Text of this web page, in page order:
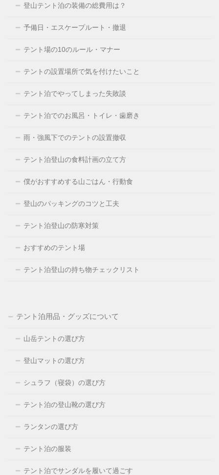
登山テント泊の装備の総費用は？
予備日・エスケープルート・撤退
テント場の10のルール・マナー
テントの設置場所で気を付けたいこと
テント泊でやってしまった失敗談
テント泊でのお風呂・トイレ・歯磨き
雨・強風下でのテントの設置撤収
テント泊登山の食料計画の立て方
僕がおすすめする山ごはん・行動食
登山のパッキングのコツと工夫
テント泊登山の防寒対策
おすすめのテント場
テント泊登山の持ち物チェックリスト
テント泊用品・グッズについて
山岳テントの選び方
登山マットの選び方
シュラフ（寝袋）の選び方
テント泊の登山靴の選び方
ランタンの選び方
テント泊の服装
テント泊でサンダルを履いて過ごす